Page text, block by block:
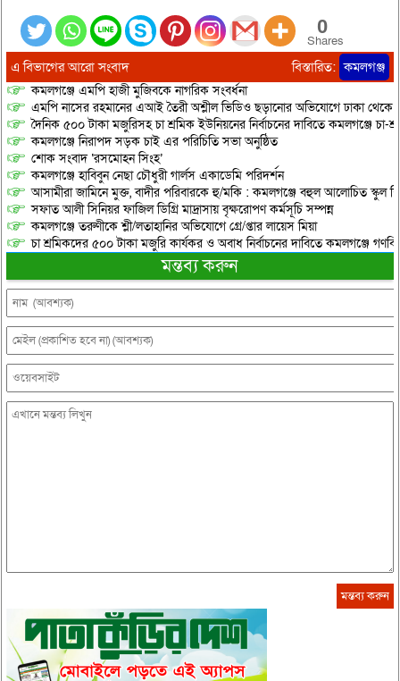
0
Shares
এ বিভাগের আরো সংবাদ বিস্তারিত: কমলগঞ্জ
কমলগঞ্জে এমপি হাজী মুজিবকে নাগরিক সংবর্ধনা
এমপি নাসের রহমানের এআই তৈরী অশ্লীল ভিডিও ছড়ানোর অভিযোগে ঢাকা থেকে
দৈনিক ৫০০ টাকা মজুরিসহ চা শ্রমিক ইউনিয়নের নির্বাচনের দাবিতে কমলগঞ্জে চা-
কমলগঞ্জে নিরাপদ সড়ক চাই এর পরিচিতি সভা অনুষ্ঠিত
শোক সংবাদ ‘রসমোহন সিংহ’
কমলগঞ্জে হাবিবুন নেছা চৌধুরী গার্লস একাডেমি পরিদর্শন
আসামীরা জামিনে মুক্ত, বাদীর পরিবারকে হু/মকি : কমলগঞ্জে বহুল আলোচিত স্কুল
সফাত আলী সিনিয়র ফাজিল ডিগ্রি মাদ্রাসায় বৃক্ষরোপণ কর্মসূচি সম্পন্ন
কমলগঞ্জে তরুণীকে শ্লী/লতাহানির অভিযোগে গ্রে/প্তার লায়েস মিয়া
চা শ্রমিকদের ৫০০ টাকা মজুরি কার্যকর ও অবাধ নির্বাচনের দাবিতে কমলগঞ্জে
মন্তব্য করুন